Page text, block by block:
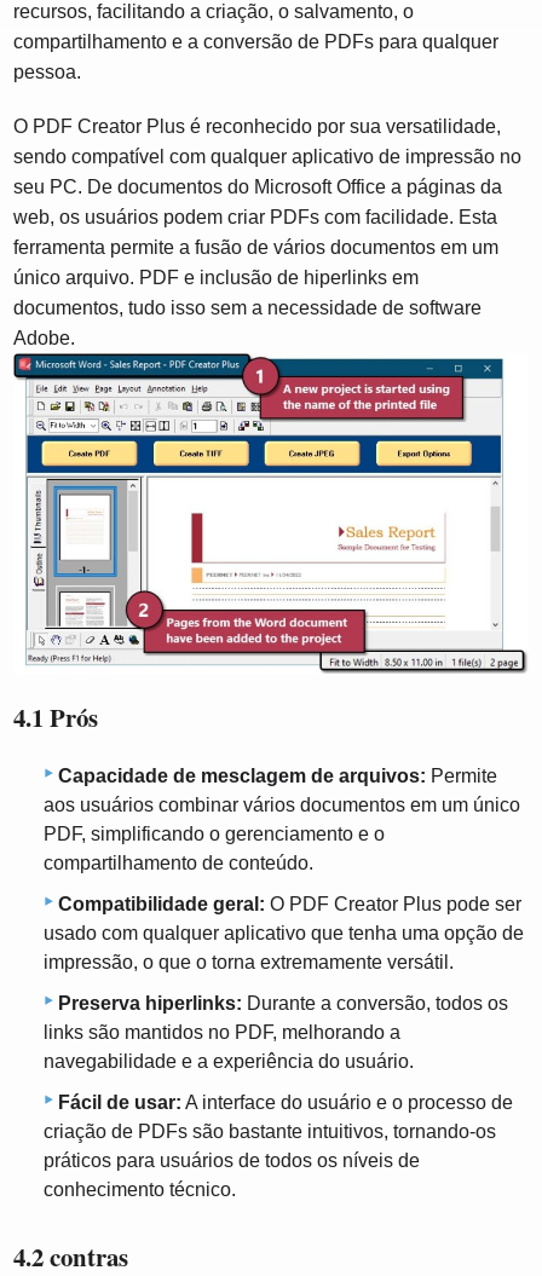
recursos, facilitando a criação, o salvamento, o
compartilhamento e a conversão de PDFs para qualquer
pessoa.
O PDF Creator Plus é reconhecido por sua versatilidade,
sendo compatível com qualquer aplicativo de impressão no
seu PC. De documentos do Microsoft Office a páginas da
web, os usuários podem criar PDFs com facilidade. Esta
ferramenta permite a fusão de vários documentos em um
único arquivo. PDF e inclusão de hiperlinks em
documentos, tudo isso sem a necessidade de software
Adobe.
4.1 Prós
Capacidade de mesclagem de arquivos: Permite
aos usuários combinar vários documentos em um único
PDF, simplificando o gerenciamento e o
compartilhamento de conteúdo.
Compatibilidade geral: O PDF Creator Plus pode ser
usado com qualquer aplicativo que tenha uma opção de
impressão, o que o torna extremamente versátil.
Preserva hiperlinks: Durante a conversão, todos os
links são mantidos no PDF, melhorando a
navegabilidade e a experiência do usuário.
Fácil de usar: A interface do usuário e o processo de
criação de PDFs são bastante intuitivos, tornando-os
práticos para usuários de todos os níveis de
conhecimento técnico.
4.2 contras